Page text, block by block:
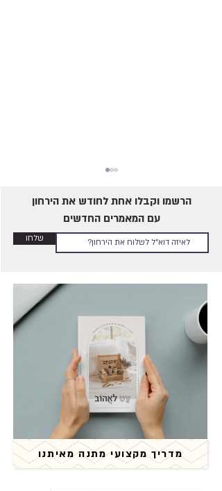
הרשמו וקבלו אחת לחודש את הירחון
עם המאמרים החדשים
שלחו
מדריך מקצועי מתנה מאיתנו